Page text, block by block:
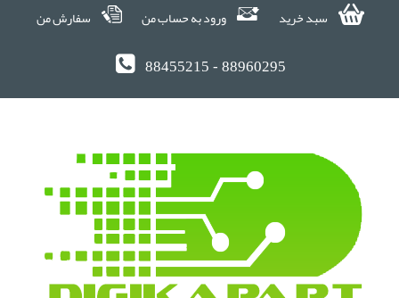
سبد خرید ورود به حساب من سفارش من
88455215 - 88960295